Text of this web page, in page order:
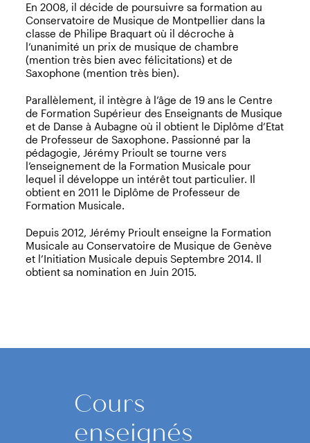
En 2008, il décide de poursuivre sa formation au
Conservatoire de Musique de Montpellier dans la
classe de Philipe Braquart où il décroche à
l‘unanimité un prix de musique de chambre
(mention très bien avec félicitations) et de
Saxophone (mention très bien).
Parallèlement, il intègre à l’âge de 19 ans le Centre
de Formation Supérieur des Enseignants de Musique
et de Danse à Aubagne où il obtient le Diplôme d’Etat
de Professeur de Saxophone. Passionné par la
pédagogie, Jérémy Prioult se tourne vers
l’enseignement de la Formation Musicale pour
lequel il développe un intérêt tout particulier. Il
obtient en 2011 le Diplôme de Professeur de
Formation Musicale.
Depuis 2012, Jérémy Prioult enseigne la Formation
Musicale au Conservatoire de Musique de Genève
et l’Initiation Musicale depuis Septembre 2014. Il
obtient sa nomination en Juin 2015.
Cours
enseignés